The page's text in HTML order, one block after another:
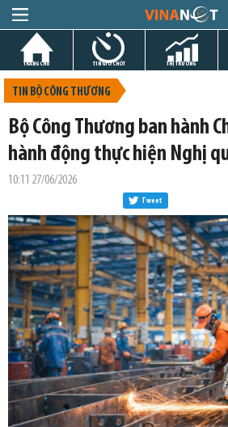
TRANG CHỦ TIN GIỜ CHÓT THỊ TRƯỜNG
TIN BỘ CÔNG THƯƠNG
Bộ Công Thương ban hành
hành động thực hiện Nghị
10:11 27/06/2026
Tweet